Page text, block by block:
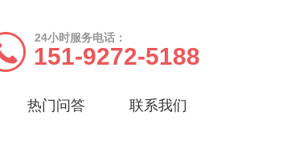
24小时服务电话：
151-9272-5188
热门问答 联系我们